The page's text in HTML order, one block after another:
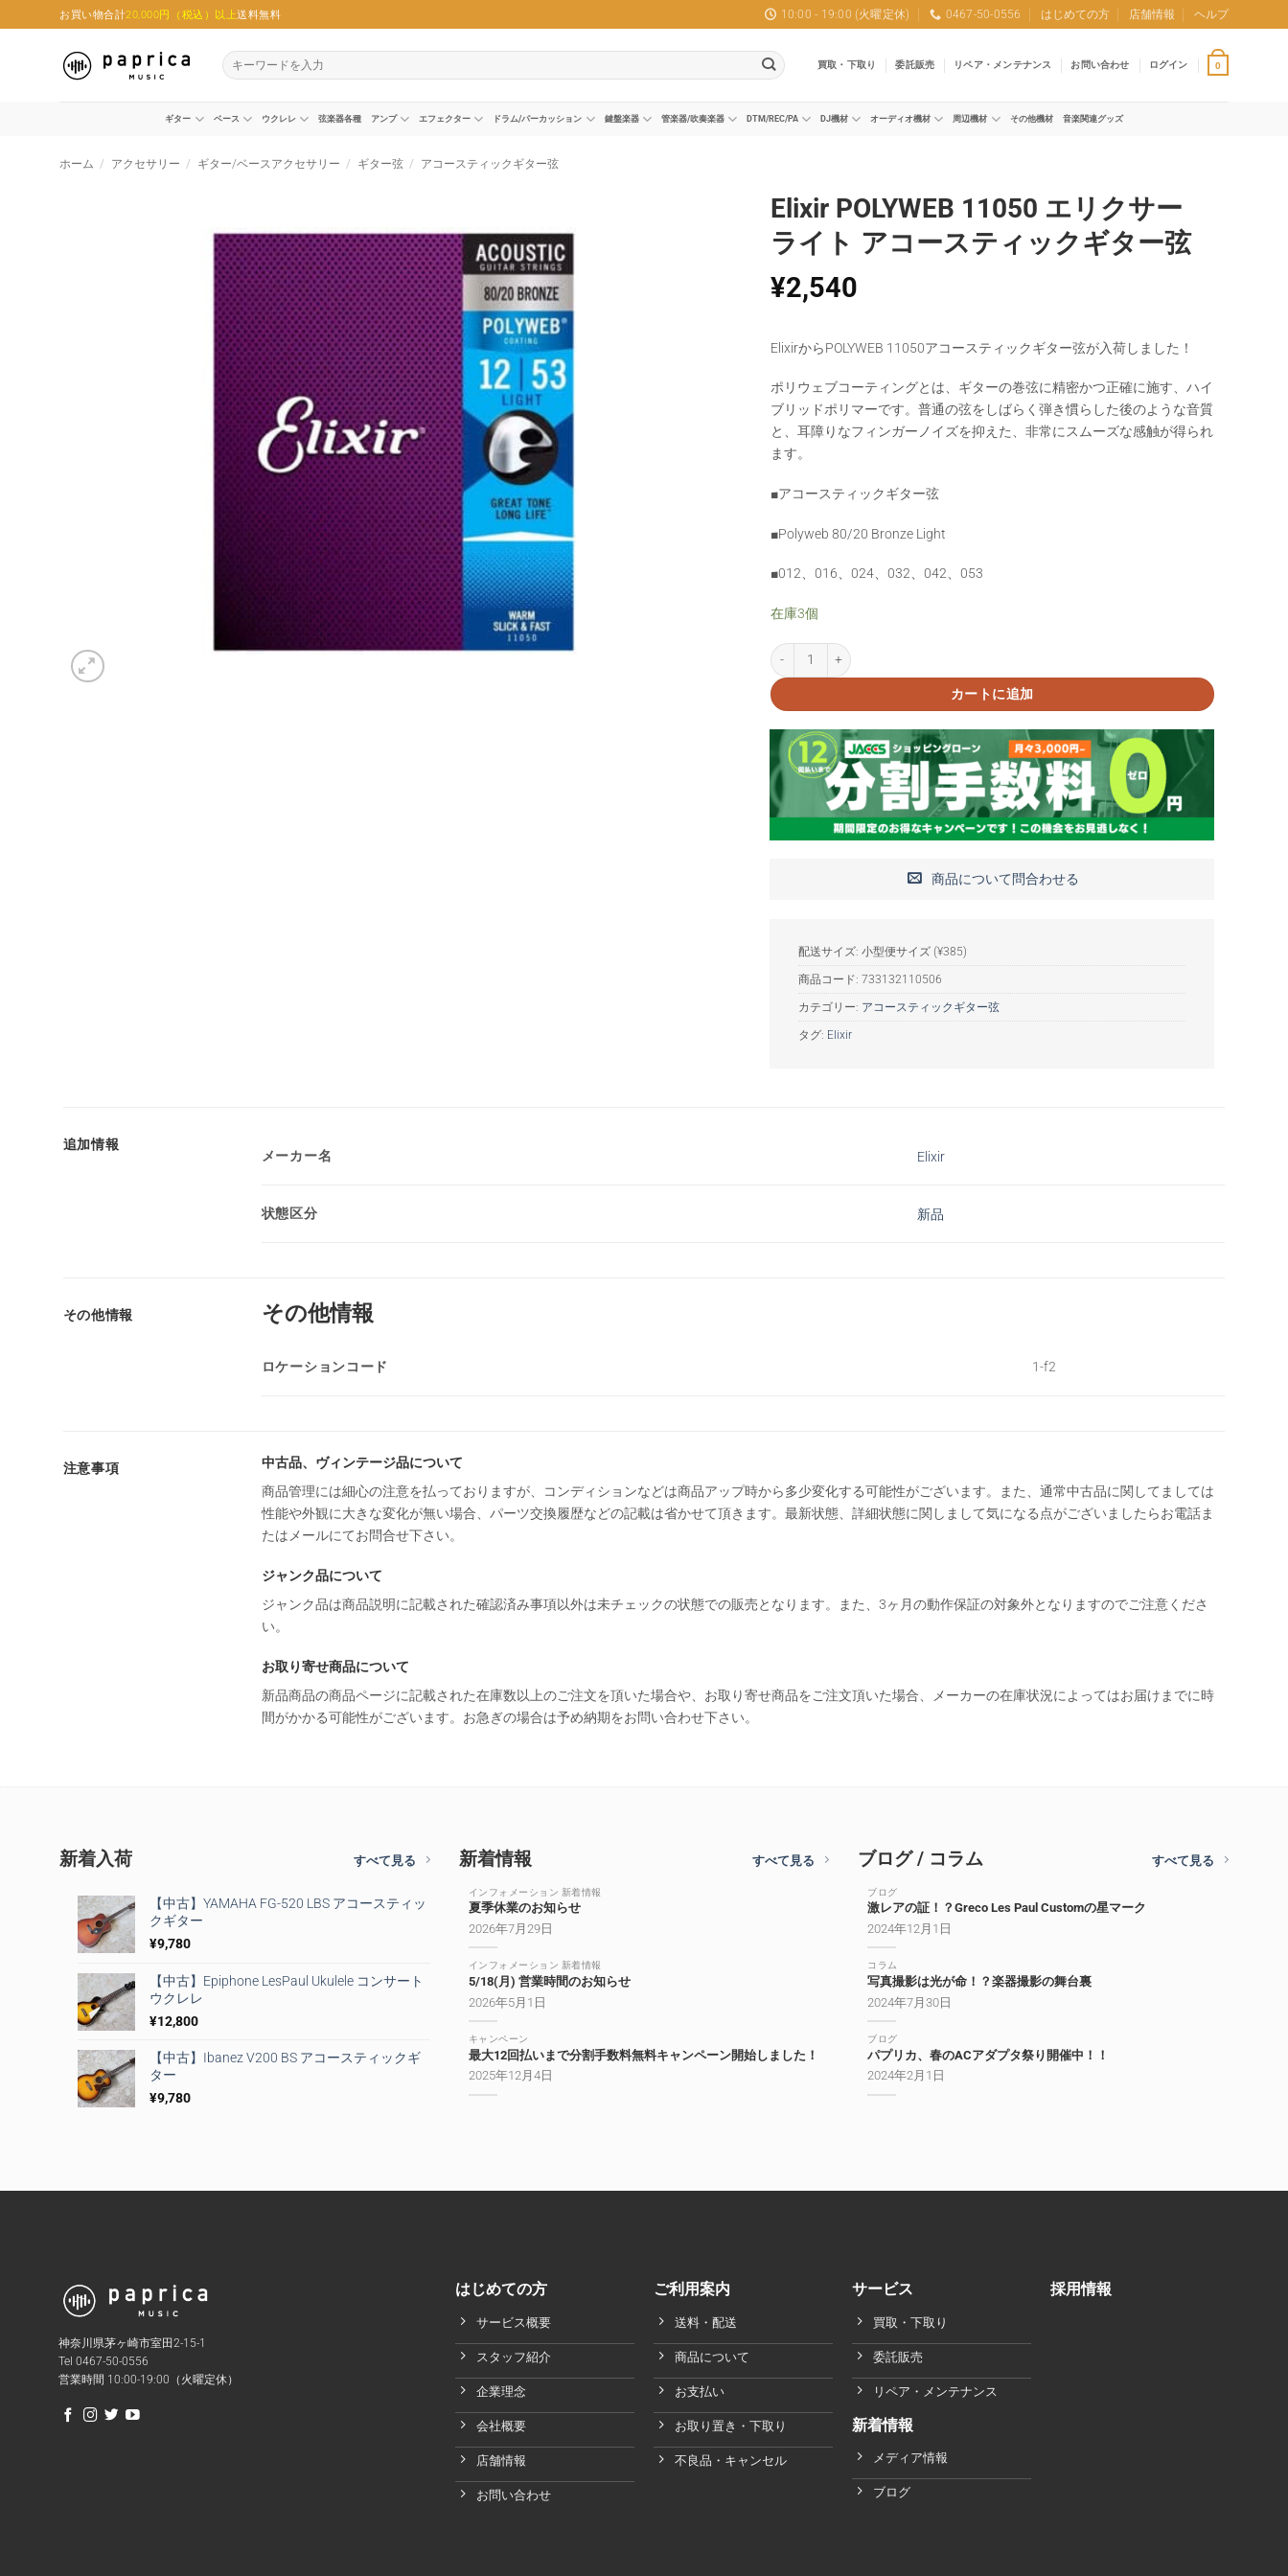
to
お買い物合計20,000円（税込）以上送料無料 10:00 - 19:00 (火曜定休) 0467-50-0556 はじめての方 店舗情報 ヘルプ
検
索
買取・下取り 委託販売 リペア・メンテナンス お問い合わせ ログイン 0
ギター ベース ウクレレ 弦楽器各種 アンプ エフェクター ドラム/パーカッション 鍵盤楽器 管楽器/吹奏楽器 DTM/REC/PA DJ機材 オーディオ機材 周辺機材 その他機材 音楽関連グッズ
ホーム / アクセサリー / ギター/ベースアクセサリー / ギター弦 / アコースティックギター弦
Elixir POLYWEB 11050 エリクサー
ライト アコースティックギター弦
¥2,540
ElixirからPOLYWEB 11050アコースティックギター弦が入荷しました！
ポリウェブコーティングとは、ギターの巻弦に精密かつ正確に施す、ハイ
ブリッドポリマーです。普通の弦をしばらく弾き慣らした後のような音質
と、耳障りなフィンガーノイズを抑えた、非常にスムーズな感触が得られ
ます。
■アコースティックギター弦
■Polyweb 80/20 Bronze Light
■012、016、024、032、042、053
在庫3個
Elixir POLYWEB 11050 エリクサー ライト アコースティックギター弦個
カートに追加
商品について問合わせる
配送サイズ: 小型便サイズ (¥385)
商品コード:733132110506
カテゴリー: アコースティックギター弦
タグ: Elixir
追加情報
メーカー名 Elixir
状態区分 新品
その他情報 その他情報
ロケーションコード 1-f2
注意事項
中古品、ヴィンテージ品について
商品管理には細心の注意を払っておりますが、コンディションなどは商品アップ時から多少変化する可能性がございます。また、通常中古品に関してましては
性能や外観に大きな変化が無い場合、パーツ交換履歴などの記載は省かせて頂きます。最新状態、詳細状態に関しまして気になる点がございましたらお電話ま
たはメールにてお問合せ下さい。
ジャンク品について
ジャンク品は商品説明に記載された確認済み事項以外は未チェックの状態での販売となります。また、3ヶ月の動作保証の対象外となりますのでご注意くださ
い。
お取り寄せ商品について
新品商品の商品ページに記載された在庫数以上のご注文を頂いた場合や、お取り寄せ商品をご注文頂いた場合、メーカーの在庫状況によってはお届けまでに時
間がかかる可能性がございます。お急ぎの場合は予め納期をお問い合わせ下さい。
新着入荷 すべて見る
【中古】YAMAHA FG-520 LBS アコースティッ
クギター
¥9,780
【中古】Epiphone LesPaul Ukulele コンサート
ウクレレ
¥12,800
【中古】Ibanez V200 BS アコースティックギ
ター
¥9,780
新着情報 すべて見る
インフォメーション 新着情報
夏季休業のお知らせ
2026年7月29日
インフォメーション 新着情報
5/18(月) 営業時間のお知らせ
2026年5月1日
キャンペーン
最大12回払いまで分割手数料無料キャンペーン開始しました！
2025年12月4日
ブログ / コラム すべて見る
ブログ
激レアの証！？Greco Les Paul Customの星マーク
2024年12月1日
コラム
写真撮影は光が命！？楽器撮影の舞台裏
2024年7月30日
ブログ
パプリカ、春のACアダプタ祭り開催中！！
2024年2月1日
神奈川県茅ヶ崎市室田2-15-1
Tel 0467-50-0556
営業時間 10:00-19:00（火曜定休）
はじめての方
サービス概要
スタッフ紹介
企業理念
会社概要
店舗情報
お問い合わせ
ご利用案内
送料・配送
商品について
お支払い
お取り置き・下取り
不良品・キャンセル
サービス
買取・下取り
委託販売
リペア・メンテナンス
新着情報
メディア情報
ブログ
採用情報